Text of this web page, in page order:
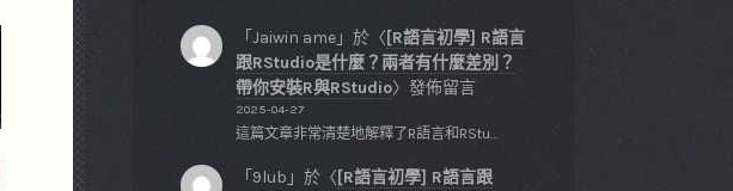
「 Jaiwin ame」於〈[R語言初學] R語言
跟RStudio是什麼？兩者有什麼差別？
帶你安裝R與RStudio〉發佈留言
2025-04-27
這篇文章非常清楚地解釋了R語言和RStu…
「 9lub 」於〈[R語言初學] R語言跟